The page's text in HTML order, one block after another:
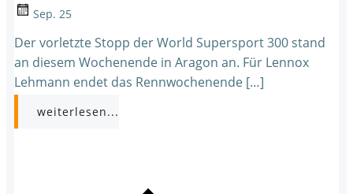
Sep. 25
Der vorletzte Stopp der World Supersport 300 stand
an diesem Wochenende in Aragon an. Für Lennox
Lehmann endet das Rennwochenende […]
weiterlesen...